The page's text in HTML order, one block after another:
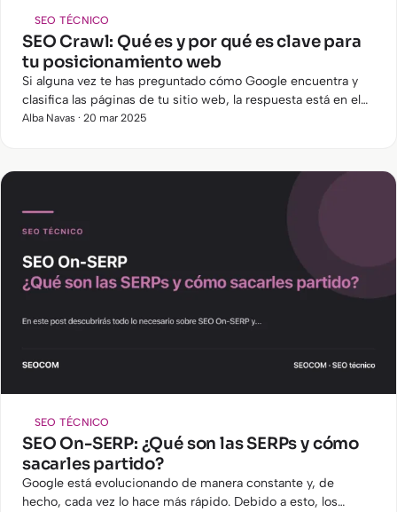
SEO TÉCNICO
SEO Crawl: Qué es y por qué es clave para
tu posicionamiento web
Si alguna vez te has preguntado cómo Google encuentra y
clasifica las páginas de tu sitio web, la respuesta está en el
SEO crawl . Este proceso es fundamental para que los
Alba Navas · 20 mar 2025
SEO TÉCNICO
SEO On-SERP: ¿Qué son las SERPs y cómo
sacarles partido?
Google está evolucionando de manera constante y, de
hecho, cada vez lo hace más rápido. Debido a esto, los